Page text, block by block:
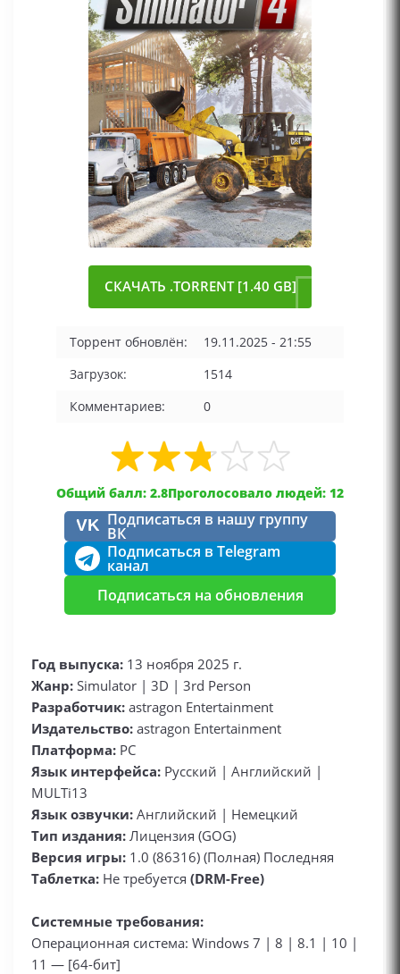
СКАЧАТЬ .TORRENT [1.40 GB]
Торрент обновлён:
19.11.2025 - 21:55
Загрузок:
1514
Комментариев:
0
Общий балл: 2.8Проголосовало людей: 12
VK Подписаться в нашу группу
ВК
Подписаться в Telegram
канал
Подписаться на обновления
Год выпуска: 13 ноября 2025 г.
Жанр: Simulator | 3D | 3rd Person
Разработчик: astragon Entertainment
Издательство: astragon Entertainment
Платформа: РС
Язык интерфейса: Русский | Английский |
MULTi13
Язык озвучки: Английский | Немецкий
Тип издания: Лицензия (GOG)
Версия игры: 1.0 (86316) (Полная) Последняя
Таблетка: Не требуется (DRM-Free)
Системные требования:
Операционная система: Windows 7 | 8 | 8.1 | 10 |
11 — [64-бит]